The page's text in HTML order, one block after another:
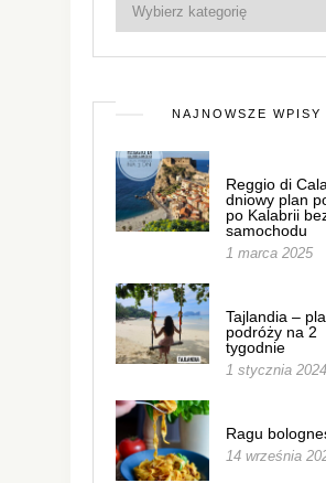
NAJNOWSZE WPISY
Reggio di
dniowy plan
po Kalabrii
samochodu
1 marca 2025
Tajlandia –
podróży na 2
tygodnie
1 stycznia 2024
Ragu
14 września